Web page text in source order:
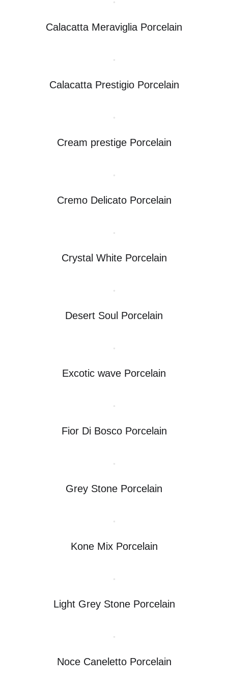
Calacatta Meraviglia Porcelain
Calacatta Prestigio Porcelain
Cream prestige Porcelain
Cremo Delicato Porcelain
Crystal White Porcelain
Desert Soul Porcelain
Excotic wave Porcelain
Fior Di Bosco Porcelain
Grey Stone Porcelain
Kone Mix Porcelain
Light Grey Stone Porcelain
Noce Caneletto Porcelain